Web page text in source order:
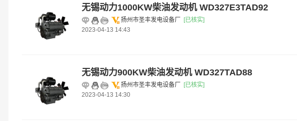
无锡动力1000KW柴油发动机 WD327E3TAD92
扬州市圣丰发电设备厂
[已核实]
2023-04-13 14:43
无锡动力900KW柴油发动机 WD327TAD88
扬州市圣丰发电设备厂
[已核实]
2023-04-13 14:30